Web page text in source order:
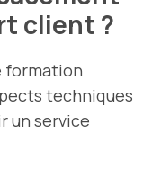
client ?
formation
techniques
un service